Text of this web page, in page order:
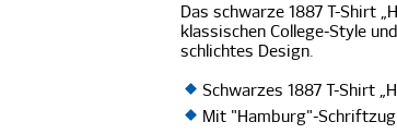
Das schwarze 1887 T-Shirt
klassischen College-Style
schlichtes Design.
Schwarzes 1887 T-Shirt
Mit "Hamburg"-